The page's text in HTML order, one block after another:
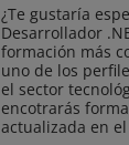
¿Te gustaría
Desarrollador
formación más
uno de los
el sector
encotrarás
actualizada en el